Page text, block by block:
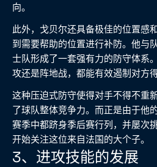
向。
此外，戈贝尔还具备极佳的位置感
到需要帮助的位置进行补防。他与
士队形成了一套强有力的防守体系
攻还是阵地战，都能有效遏制对方
这种压迫式防守使得对手不得不重
了球队整体竞争力。而正是由于他
赛季中都跻身季后赛行列，并屡次
开始关注这位来自法国的大个子。
3、进攻技能的发展